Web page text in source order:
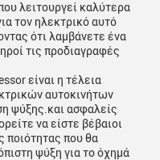
λειτουργεί καλύτερα
τον ηλεκτρικό αυτό
ότι λαμβάνετε ένα
τις προδιαγραφές
είναι η τέλεια
αυτοκινήτων
ψύξης.και ασφαλείς
να είστε βέβαιοι
ποιότητας που θα
ψύξη για το όχημά